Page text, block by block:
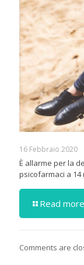
16 Febbraio 2020
È allarme per la
psicofarmaci a
Read more
Comments are